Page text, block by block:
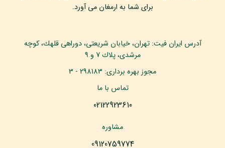
برای شما به ارمغان می آورد.
آدرس ایران فیت: تهران، خيابان شريعتی، دوراهی قلهك، كوچه
مرشدی، پلاك 7 و 9
مجوز بهره برداری: 298183 - 3
تماس با ما
02122923610
مشاوره
09120759774